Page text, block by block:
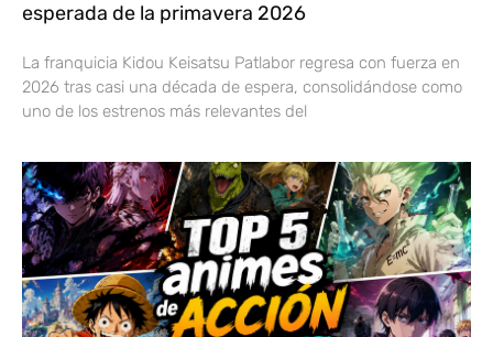
esperada de la primavera 2026
La franquicia Kidou Keisatsu Patlabor regresa con fuerza en
2026 tras casi una década de espera, consolidándose como
uno de los estrenos más relevantes del